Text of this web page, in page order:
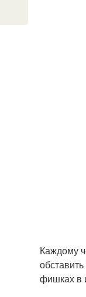
Каждому
фишках в